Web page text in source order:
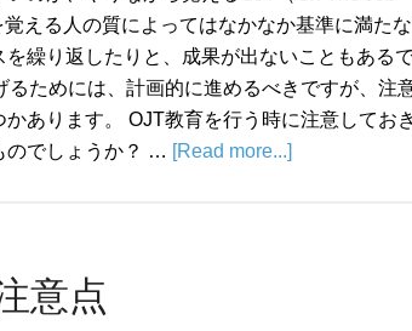
える人の質によってはなかなか基準に満た
繰り返したりと、成果が出ないこともある
るためには、計画的に進めるべきですが、注
あります。 OJT教育を行う時に注意してお
のでしょうか？ … [Read more...]
意点